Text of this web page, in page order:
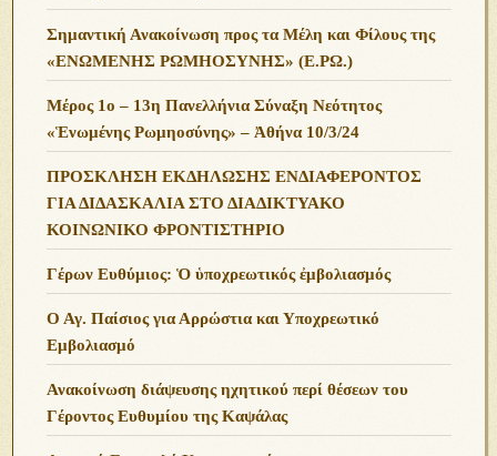
Σημαντική Ανακοίνωση προς τα Μέλη και Φίλους της
«ΕΝΩΜΕΝΗΣ ΡΩΜΗΟΣΥΝΗΣ» (Ε.ΡΩ.)
Μέρος 1ο – 13η Πανελλήνια Σύναξη Νεότητος
«Ἑνωμένης Ρωμηοσύνης» – Ἀθήνα 10/3/24
ΠΡΟΣΚΛΗΣΗ ΕΚΔΗΛΩΣΗΣ ΕΝΔΙΑΦΕΡΟΝΤΟΣ
ΓΙΑ ΔΙΔΑΣΚΑΛΙΑ ΣΤΟ ΔΙΑΔΙΚΤΥΑΚΟ
ΚΟΙΝΩΝΙΚΟ ΦΡΟΝΤΙΣΤΗΡΙΟ
Γέρων Ευθύμιος: Ὁ ὑποχρεωτικός ἐμβολιασμός
Ο Αγ. Παίσιος για Αρρώστια και Υποχρεωτικό
Εμβολιασμό
Ανακοίνωση διάψευσης ηχητικού περί θέσεων του
Γέροντος Ευθυμίου της Καψάλας